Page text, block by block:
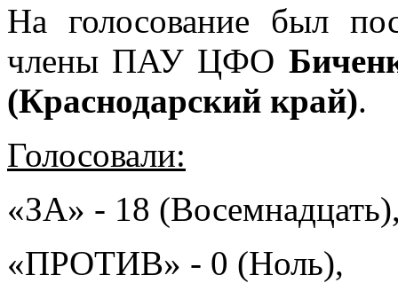
На голосование был
члены ПАУ ЦФО
(Краснодарский край).
Голосовали:
«ЗА» - 18
«ПРОТИВ» - 0 (Ноль),